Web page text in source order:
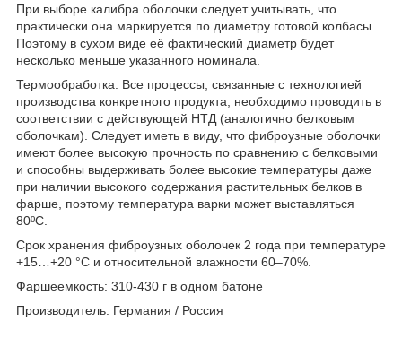
При выборе калибра оболочки следует учитывать, что
практически она маркируется по диаметру готовой колбасы.
Поэтому в сухом виде её фактический диаметр будет
несколько меньше указанного номинала.
Термообработка. Все процессы, связанные с технологией
производства конкретного продукта, необходимо проводить в
соответствии с действующей НТД (аналогично белковым
оболочкам). Следует иметь в виду, что фиброузные оболочки
имеют более высокую прочность по сравнению с белковыми
и способны выдерживать более высокие температуры даже
при наличии высокого содержания растительных белков в
фарше, поэтому температура варки может выставляться
80ºС.
Срок хранения фиброузных оболочек 2 года при температуре
+15…+20 °С и относительной влажности 60–70%.
Фаршеемкость: 310-430 г в одном батоне
Производитель: Германия / Россия